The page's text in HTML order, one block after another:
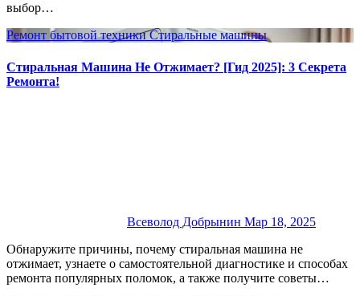
выбор…
Ремонт бытовой техникиСтиральные машины
Стиральная Машина Не Отжимает? [Гид 2025]: 3 Секрета
Ремонта!
Всеволод Добрынин Мар 18, 2025
Обнаружите причины, почему стиральная машина не
отжимает, узнаете о самостоятельной диагностике и способах
ремонта популярных поломок, а также получите советы…